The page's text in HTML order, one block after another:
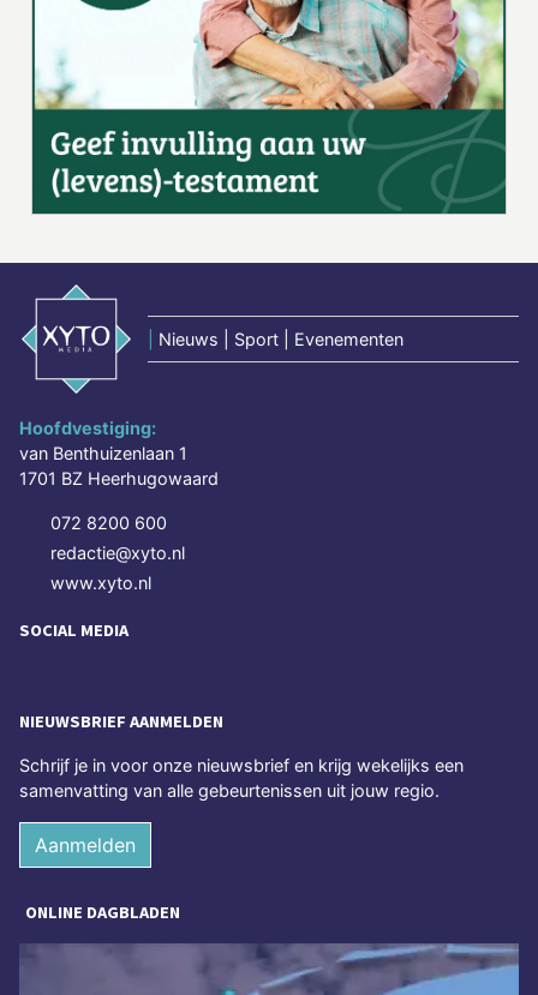
Nieuws | Sport | Evenementen
Hoofdvestiging:
van Benthuizenlaan 1
1701 BZ Heerhugowaard
072 8200 600
redactie@xyto.nl
www.xyto.nl
SOCIAL MEDIA
NIEUWSBRIEF AANMELDEN
Schrijf je in voor onze nieuwsbrief en krijg wekelijks een
samenvatting van alle gebeurtenissen uit jouw regio.
Aanmelden
ONLINE DAGBLADEN